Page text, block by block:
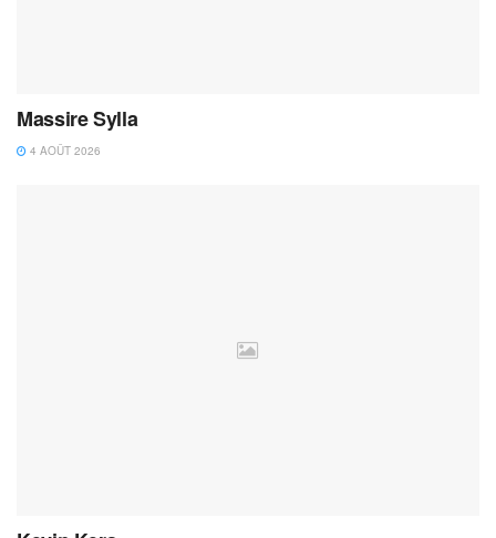
Massire Sylla
4 AOÛT 2026